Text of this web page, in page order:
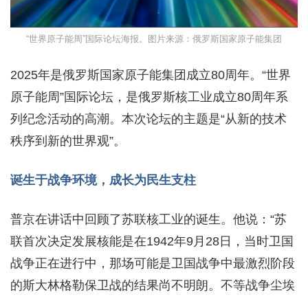
“世界原子能周”国际论坛海报。图片来源：俄罗斯国家原子能集团
2025年是俄罗斯国家原子能集团成立80周年。“世界
原子能周”国际论坛，是俄罗斯核工业成立80周年系
列纪念活动的高潮。本次论坛的主题是“从新的技术
秩序到新的世界观”。
诞生于战争环境，成长为民生支柱
普京在讲话中回顾了苏联核工业的诞生。他说：“苏
联首次决定发展核能是在1942年9月28日，当时卫国
战争正在进行中，那场可能是卫国战争中最激烈阶段
的斯大林格勒保卫战的结果尚不明朗。不等战争尘埃